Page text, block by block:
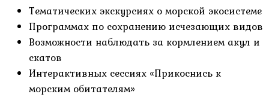
Тематических экскурсиях о морской экосистеме
Программах по сохранению исчезающих видов
Возможности наблюдать за кормлением акул и
скатов
Интерактивных сессиях «Прикоснись к
морским обитателям»